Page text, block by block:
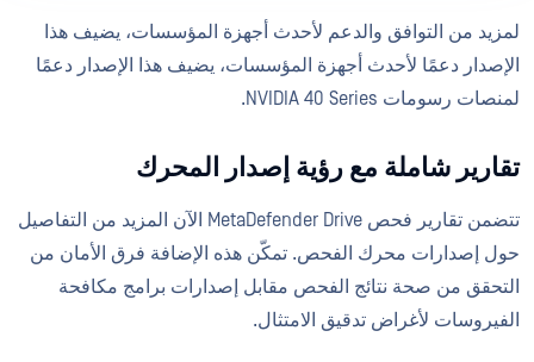
لمزيد من التوافق والدعم لأحدث أجهزة المؤسسات، يضيف هذا
الإصدار دعمًا لأحدث أجهزة المؤسسات، يضيف هذا الإصدار دعمًا
لمنصات رسومات NVIDIA 40 Series.
تقارير شاملة مع رؤية إصدار المحرك
تتضمن تقارير فحص MetaDefender Drive الآن المزيد من التفاصيل
حول إصدارات محرك الفحص. تمكّن هذه الإضافة فرق الأمان من
التحقق من صحة نتائج الفحص مقابل إصدارات برامج مكافحة
الفيروسات لأغراض تدقيق الامتثال.